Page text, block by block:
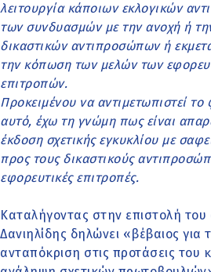
λειτουργία κάποιων εκλογικών
των συνδυασμών με την ανοχή ή
δικαστικών αντιπροσώπων ή
την κόπωση των μελών των
επιτροπών.
Προκειμένου να αντιμετωπιστεί το
αυτό, έχω τη γνώμη πως είναι
έκδοση σχετικής εγκυκλίου με
προς τους δικαστικούς
εφορευτικές επιτροπές.
Καταλήγοντας στην επιστολή του
Δανιηλίδης δηλώνει «βέβαιος για
ανταπόκριση στις προτάσεις του